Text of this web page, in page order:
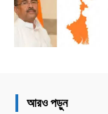
আরও পড়ুন